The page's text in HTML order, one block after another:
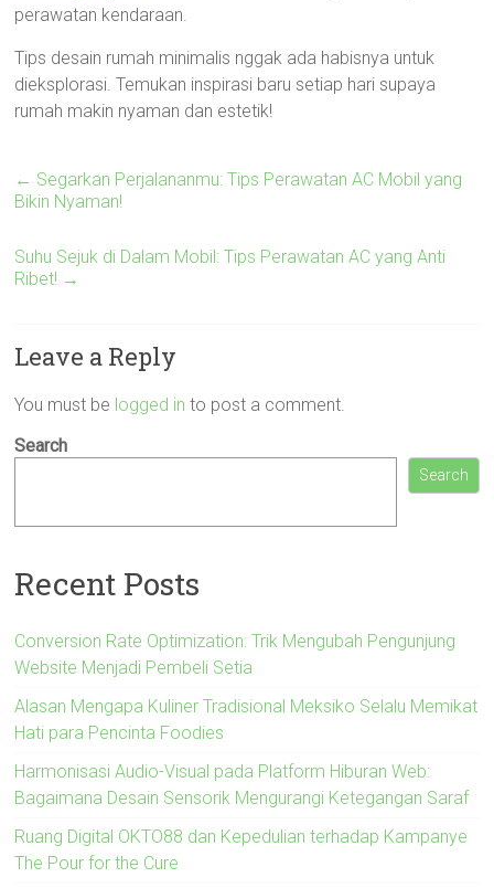
perawatan kendaraan.
Tips desain rumah minimalis nggak ada habisnya untuk
dieksplorasi. Temukan inspirasi baru setiap hari supaya
rumah makin nyaman dan estetik!
← Segarkan Perjalananmu: Tips Perawatan AC Mobil yang
Bikin Nyaman!
Suhu Sejuk di Dalam Mobil: Tips Perawatan AC yang Anti
Ribet! →
Leave a Reply
You must be logged in to post a comment.
Search
Search
Recent Posts
Conversion Rate Optimization: Trik Mengubah Pengunjung
Website Menjadi Pembeli Setia
Alasan Mengapa Kuliner Tradisional Meksiko Selalu Memikat
Hati para Pencinta Foodies
Harmonisasi Audio-Visual pada Platform Hiburan Web:
Bagaimana Desain Sensorik Mengurangi Ketegangan Saraf
Ruang Digital OKTO88 dan Kepedulian terhadap Kampanye
The Pour for the Cure